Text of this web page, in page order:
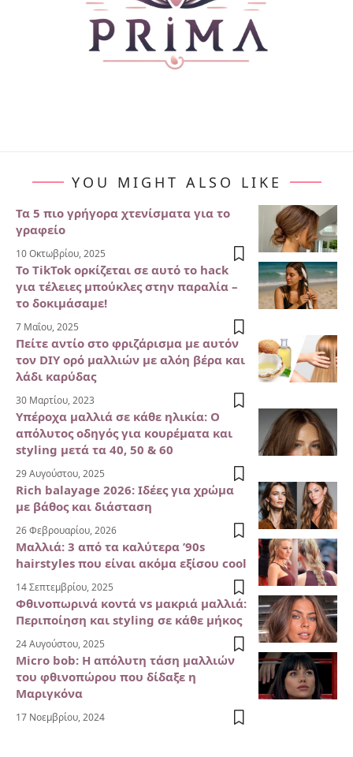
YOU MIGHT ALSO LIKE
Τα 5 πιο γρήγορα χτενίσματα για το
γραφείο
10 Οκτωβρίου, 2025
Το TikTok ορκίζεται σε αυτό το hack
για τέλειες μπούκλες στην παραλία –
το δοκιμάσαμε!
7 Μαΐου, 2025
Πείτε αντίο στο φριζάρισμα με αυτόν
τον DIY ορό μαλλιών με αλόη βέρα και
λάδι καρύδας
30 Μαρτίου, 2023
Υπέροχα μαλλιά σε κάθε ηλικία: Ο
απόλυτος οδηγός για κουρέματα και
styling μετά τα 40, 50 & 60
29 Αυγούστου, 2025
Rich balayage 2026: Ιδέες για χρώμα
με βάθος και διάσταση
26 Φεβρουαρίου, 2026
Μαλλιά: 3 από τα καλύτερα ’90s
hairstyles που είναι ακόμα εξίσου cool
14 Σεπτεμβρίου, 2025
Φθινοπωρινά κοντά vs μακριά μαλλιά:
Περιποίηση και styling σε κάθε μήκος
24 Αυγούστου, 2025
Micro bob: Η απόλυτη τάση μαλλιών
του φθινοπώρου που δίδαξε η
Μαριγκόνα
17 Νοεμβρίου, 2024